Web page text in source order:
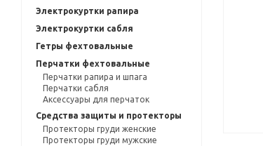
Электрокуртки рапира
Электрокуртки сабля
Гетры фехтовальные
Перчатки фехтовальные
Перчатки рапира и шпага
Перчатки сабля
Аксессуары для перчаток
Средства защиты и протекторы
Протекторы груди женские
Протекторы груди мужские